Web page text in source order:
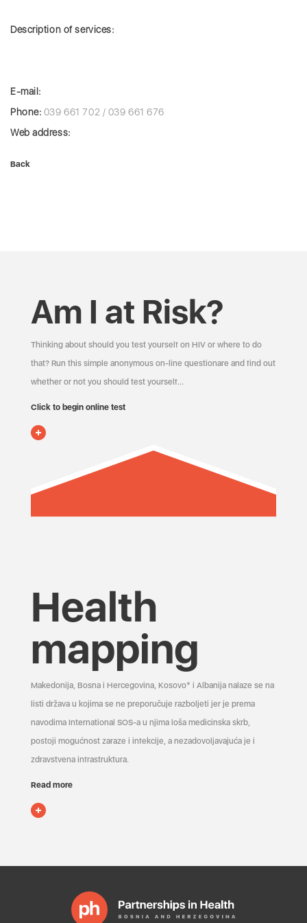
Description of services:
E-mail:
Phone: 039 661 702 / 039 661 676
Web address:
Back
Am I at Risk?
Thinking about should you test yourself on HIV or where to do
that? Run this simple anonymous on-line questionare and find out
whether or not you should test yourself…
Click to begin online test
Health
mapping
Makedonija, Bosna i Hercegovina, Kosovo* i Albanija nalaze se na
listi država u kojima se ne preporučuje razboljeti jer je prema
navodima International SOS-a u njima loša medicinska skrb,
postoji mogućnost zaraze i infekcije, a nezadovoljavajuća je i
zdravstvena infrastruktura.
Read more